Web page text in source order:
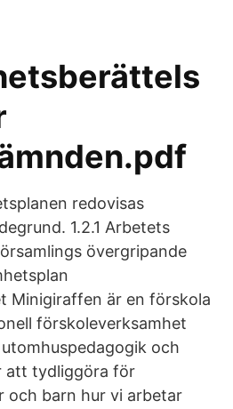
redovisas
1.2.1 Arbetets
övergripande
Minigiraffen är en förskola
förskoleverksamhet
och
att tydliggöra för
och barn hur vi arbetar